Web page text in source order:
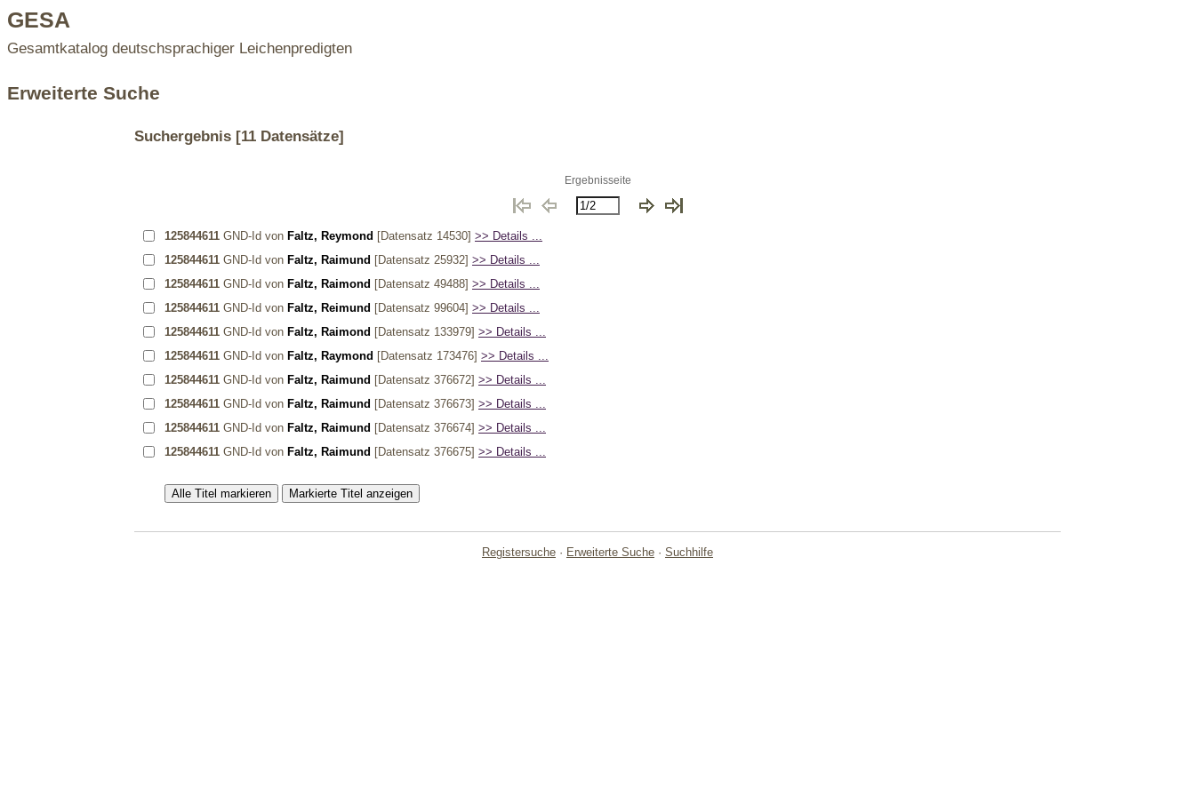
GESA
Gesamtkatalog deutschsprachiger Leichenpredigten
Erweiterte Suche
Suchergebnis [11 Datensätze]
Ergebnisseite
125844611 GND-Id von Faltz, Reymond [Datensatz 14530] >> Details ...
125844611 GND-Id von Faltz, Raimund [Datensatz 25932] >> Details ...
125844611 GND-Id von Faltz, Raimond [Datensatz 49488] >> Details ...
125844611 GND-Id von Faltz, Reimund [Datensatz 99604] >> Details ...
125844611 GND-Id von Faltz, Raimond [Datensatz 133979] >> Details ...
125844611 GND-Id von Faltz, Raymond [Datensatz 173476] >> Details ...
125844611 GND-Id von Faltz, Raimund [Datensatz 376672] >> Details ...
125844611 GND-Id von Faltz, Raimund [Datensatz 376673] >> Details ...
125844611 GND-Id von Faltz, Raimund [Datensatz 376674] >> Details ...
125844611 GND-Id von Faltz, Raimund [Datensatz 376675] >> Details ...
Registersuche · Erweiterte Suche · Suchhilfe